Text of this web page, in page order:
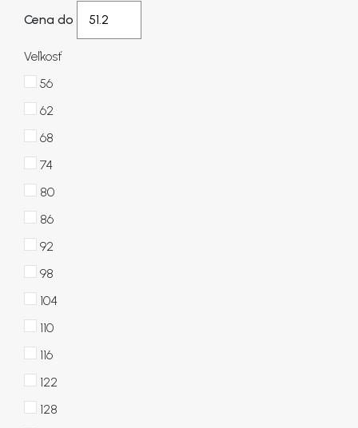
Cena do
Veľkosť
56
62
68
74
80
86
92
98
104
110
116
122
128